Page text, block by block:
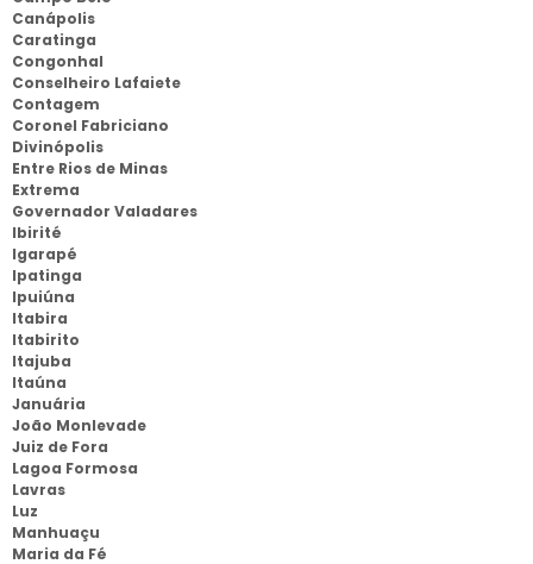
Canápolis
Caratinga
Congonhal
Conselheiro Lafaiete
Contagem
Coronel Fabriciano
Divinópolis
Entre Rios de Minas
Extrema
Governador Valadares
Ibirité
Igarapé
Ipatinga
Ipuiúna
Itabira
Itabirito
Itajuba
Itaúna
Januária
João Monlevade
Juiz de Fora
Lagoa Formosa
Lavras
Luz
Manhuaçu
Maria da Fé